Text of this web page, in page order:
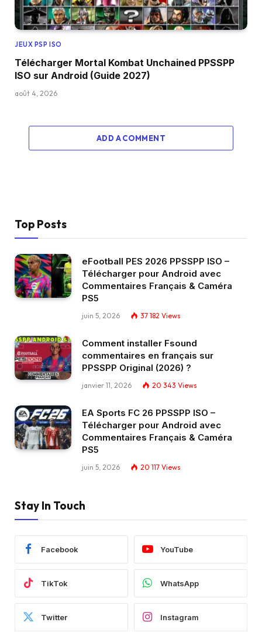
JEUX PSP ISO
Télécharger Mortal Kombat Unchained PPSSPP
ISO sur Android (Guide 2027)
août 4, 2026
ADD A COMMENT
Top Posts
eFootball PES 2026 PPSSPP ISO –
Télécharger pour Android avec
Commentaires Français & Caméra
PS5
juin 5, 2026 37 182 Views
Comment installer Fsound
commentaires en français sur
PPSSPP Original (2026) ?
janvier 11, 2026 20 343 Views
EA Sports FC 26 PPSSPP ISO –
Télécharger pour Android avec
Commentaires Français & Caméra
PS5
juin 5, 2026 20 117 Views
Stay In Touch
Facebook YouTube
TikTok WhatsApp
Twitter Instagram